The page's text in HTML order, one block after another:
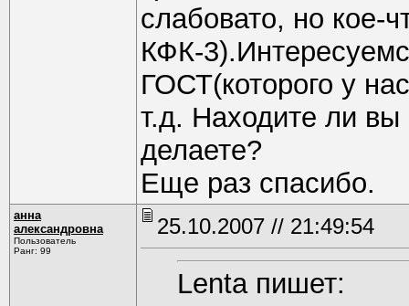
слабовато, но кое-
КФК-
ГОСТ(которого у
т.д. Находите ли
делаете?
Еще раз спасибо.
анна
александровна
Пользователь
Ранг: 99
25.10.2007 // 21:49:54
Lenta пишет: